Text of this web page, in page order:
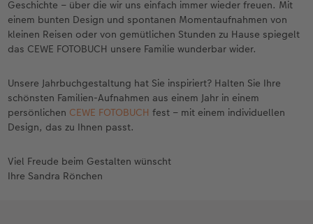
Geschichte – über die wir uns einfach immer wieder freuen. Mit
einem bunten Design und spontanen Momentaufnahmen von
kleinen Reisen oder von gemütlichen Stunden zu Hause spiegelt
das CEWE FOTOBUCH unsere Familie wunderbar wider.
Unsere Jahrbuchgestaltung hat Sie inspiriert? Halten Sie Ihre
schönsten Familien-Aufnahmen aus einem Jahr in einem
persönlichen CEWE FOTOBUCH fest – mit einem individuellen
Design, das zu Ihnen passt.
Viel Freude beim Gestalten wünscht
Ihre Sandra Rönchen